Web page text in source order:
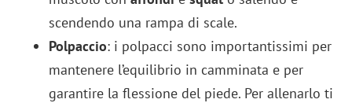
scendendo una rampa di scale.
Polpaccio: i polpacci sono importantissimi per
mantenere l’equilibrio in camminata e per
garantire la flessione del piede. Per allenarlo ti